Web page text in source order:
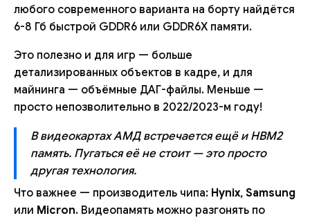
любого современного варианта на борту найдётся
6-8 Гб быстрой GDDR6 или GDDR6X памяти.
Это полезно и для игр — больше
детализированных объектов в кадре, и для
майнинга — объёмные ДАГ-файлы. Меньше —
просто непозволительно в 2022/2023-м году!
В видеокартах АМД встречается ещё и HBM2
память. Пугаться её не стоит — это просто
другая технология.
Что важнее — производитель чипа: Hynix, Samsung
или Micron. Видеопамять можно разгонять по